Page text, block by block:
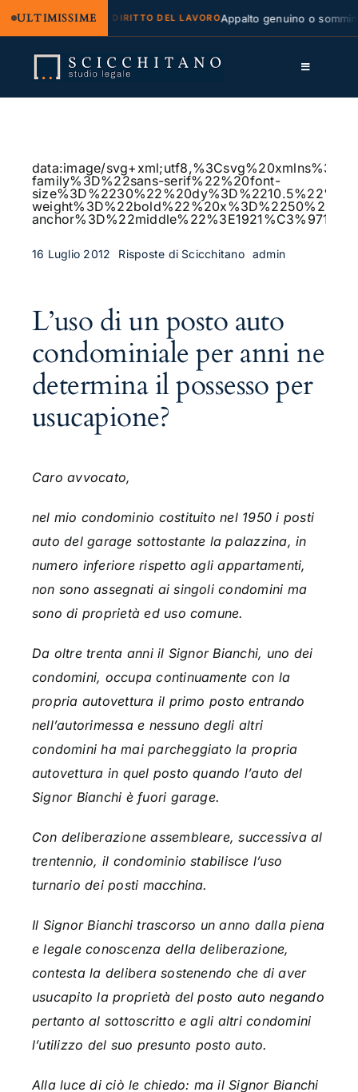
ULTIMISSIME
regresso DIRITTO DEL LAVOROAppalto genuino o
contenuto
Toggle
Servizi
Approfondimenti
Contatti
data:image/
family%3D%22sans-serif%22%20font-
16 Luglio 2012 Risposte di Scicchitano admin
L’uso di un posto auto
condominiale per anni ne
determina il possesso per
usucapione?
Caro avvocato,
nel mio condominio costituito nel 1950 i posti
auto del garage sottostante la palazzina, in
numero inferiore rispetto agli appartamenti,
non sono assegnati ai singoli condomini ma
sono di proprietà ed uso comune.
Da oltre trenta anni il Signor Bianchi, uno dei
condomini, occupa continuamente con la
propria autovettura il primo posto entrando
nell’autorimessa e nessuno degli altri
condomini ha mai parcheggiato la propria
autovettura in quel posto quando l’auto del
Signor Bianchi è fuori garage.
Con deliberazione assembleare, successiva al
trentennio, il condominio stabilisce l’uso
turnario dei posti macchina.
Il Signor Bianchi trascorso un anno dalla piena
e legale conoscenza della deliberazione,
contesta la delibera sostenendo che di aver
usucapito la proprietà del posto auto negando
pertanto al sottoscritto e agli altri condomini
l’utilizzo del suo presunto posto auto.
Alla luce di ciò le chiedo: ma il Signor Bianchi